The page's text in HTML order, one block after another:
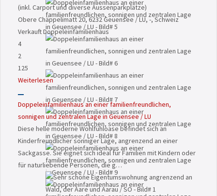
(inkl. Carport und diverse Aussenparkplätze)
Obere Chäppelimatt 20, 6232 Geuensee / LU, -, Schweiz
VerkauftDoppeleinfamilienhaus
4
2
125
Weiterlesen
Doppeleinfamilienhaus an einer familienfreundlichen,
sonnigen und zentralen Lage in Geuensee / LU
Diese helle moderne Wohlfühloase befindet sich an
Kinderfreundlicher sonniger Lage, angrenzend an einer
Sackgasse. Sie eignet sich ideal für Familien mit Kindern oder
für naturliebende Personen, die g…